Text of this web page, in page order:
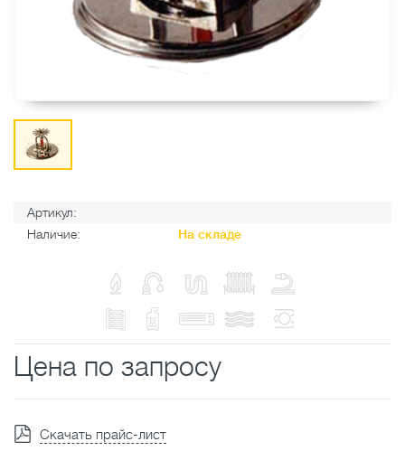
Артикул:
Наличие:
На складе
Цена по запросу
Скачать прайс-лист